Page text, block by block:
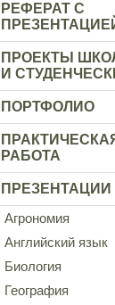
РЕФЕРАТ С
ПРОЕКТЫ
И
ПОРТФОЛИО
РАБОТА
ПРЕЗЕНТАЦИИ
Агрономия
Английский язык
Биология
География